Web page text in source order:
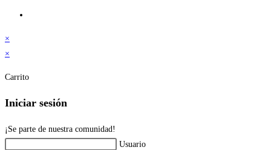
×
×
Carrito
Iniciar sesión
¡Se parte de nuestra comunidad!
Usuario